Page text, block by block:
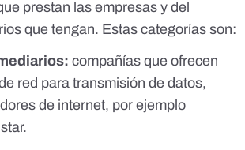
prestan las empresas y del
que tengan. Estas categorías son:
compañías que ofrecen
red para transmisión de datos,
de internet, por ejemplo